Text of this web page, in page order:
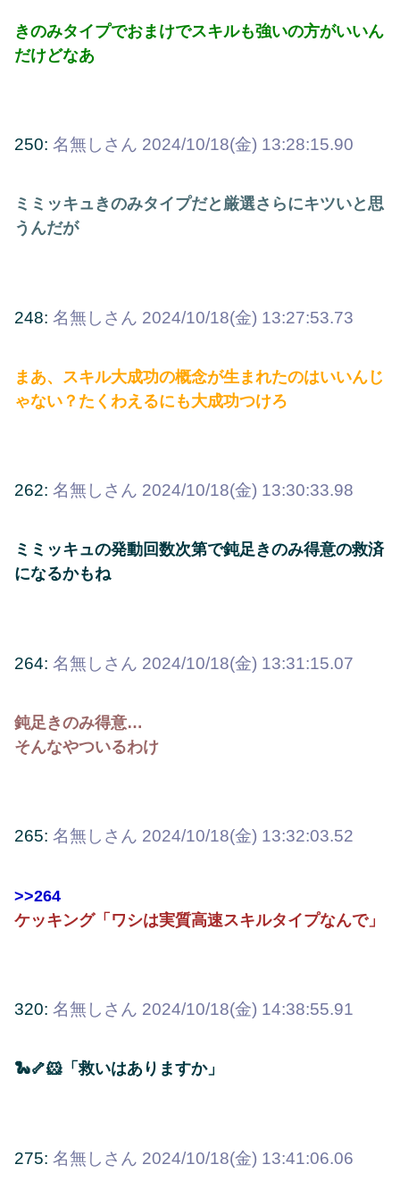
きのみタイプでおまけでスキルも強いの方がいいん
だけどなあ
250: 名無しさん 2024/10/18(金) 13:28:15.90
ミミッキュきのみタイプだと厳選さらにキツいと思
うんだが
248: 名無しさん 2024/10/18(金) 13:27:53.73
まあ、スキル大成功の概念が生まれたのはいいんじ
ゃない？たくわえるにも大成功つけろ
262: 名無しさん 2024/10/18(金) 13:30:33.98
ミミッキュの発動回数次第で鈍足きのみ得意の救済
になるかもね
264: 名無しさん 2024/10/18(金) 13:31:15.07
鈍足きのみ得意…
そんなやついるわけ
265: 名無しさん 2024/10/18(金) 13:32:03.52
>>264
ケッキング「ワシは実質高速スキルタイプなんで」
320: 名無しさん 2024/10/18(金) 14:38:55.91
🐍🦴🐹「救いはありますか」
275: 名無しさん 2024/10/18(金) 13:41:06.06